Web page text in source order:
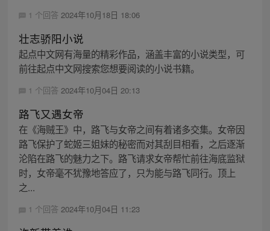
1 个回答 2024年10月18日 18:06
壮志骄阳小说
起点中文网有海量的精彩作品，涵盖丰富的小说类型，可
前往起点中文网搜索您想要阅读的小说书籍。
1 个回答 2024年10月04日 20:13
路飞又遇女帝
在《海贼王》中，路飞与女帝之间有着诸多交集。女帝因
路飞保护了蛇姬三姐妹的秘密而对其刮目相看，之后逐渐
沦陷在路飞的魅力之下。路飞请求女帝帮忙前往海底监狱
时，女帝毫不犹豫地答应了，只为能与路飞同行。顶上
之...
1 个回答 2024年10月04日 11:23